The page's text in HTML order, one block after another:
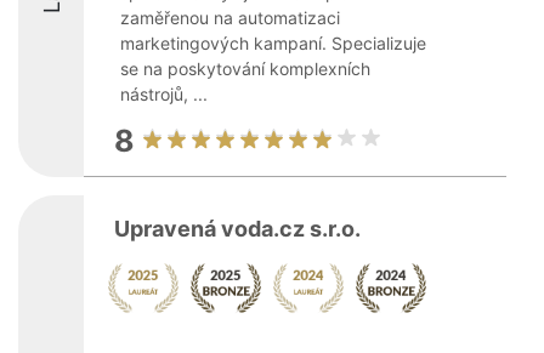
zaměřenou na automatizaci
marketingových kampaní. Specializuje
se na poskytování komplexních
nástrojů, ...
8
Upravená voda.cz s.r.o.